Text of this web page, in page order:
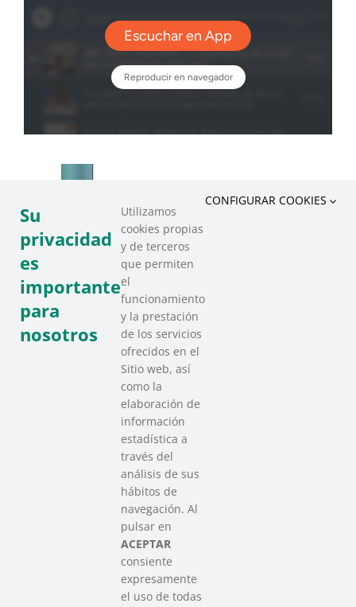
SAREEN SAREA
Asociación que agrupa a las redes
del Tercer Sector Social en Euskadi
Contacto
Su
privacidad
es
importante
para
nosotros
Utilizamos
cookies propias
y de terceros
que permiten
el
funcionamiento
y la prestación
de los servicios
ofrecidos en el
Sitio web, así
como la
elaboración de
información
estadística a
través del
análisis de sus
hábitos de
navegación. Al
pulsar en
ACEPTAR
consiente
expresamente
el uso de todas
CONFIGURAR COOKIES